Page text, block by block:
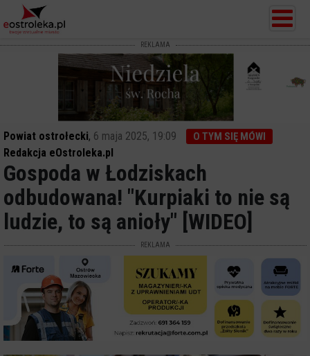
REKLAMA
Powiat ostrołecki, 6 maja 2025, 19:09 O TYM SIĘ MÓWI
Redakcja eOstroleka.pl
Gospoda w Łodziskach
odbudowana! "Kurpiaki to nie są
ludzie, to są anioły" [WIDEO]
REKLAMA